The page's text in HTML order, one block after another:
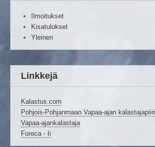
Ilmoitukset
Kisatulokset
Yleinen
Linkkejä
Kalastus.com
Pohjois-Pohjanmaan Vapaa-ajan kalastajapiiri
Vapaa-ajankalastaja
Foreca - Ii